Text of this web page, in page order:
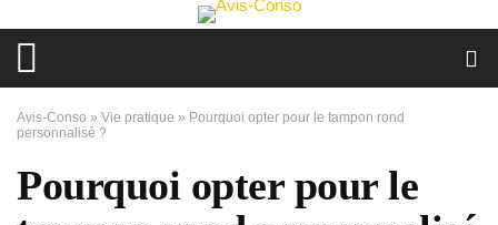
Avis-Conso » Vie pratique » Pourquoi opter pour le tampon rond
personnalisé ?
Pourquoi opter pour le